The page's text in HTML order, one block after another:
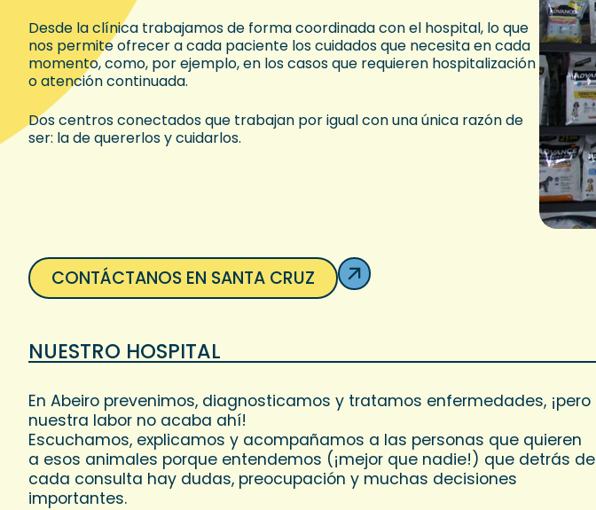
Desde la clínica trabajamos de forma coordinada con el hospital, lo que
nos permite ofrecer a cada paciente los cuidados que necesita en cada
momento, como, por ejemplo, en los casos que requieren hospitalización
o atención continuada.
Dos centros conectados que trabajan por igual con una única razón de
ser: la de quererlos y cuidarlos.
CONTÁCTANOS EN SANTA CRUZ
NUESTRO HOSPITAL
En Abeiro prevenimos, diagnosticamos y tratamos enfermedades, ¡pero
nuestra labor no acaba ahí!
Escuchamos, explicamos y acompañamos a las personas que quieren
a esos animales porque entendemos (¡mejor que nadie!) que detrás de
cada consulta hay dudas, preocupación y muchas decisiones
importantes.